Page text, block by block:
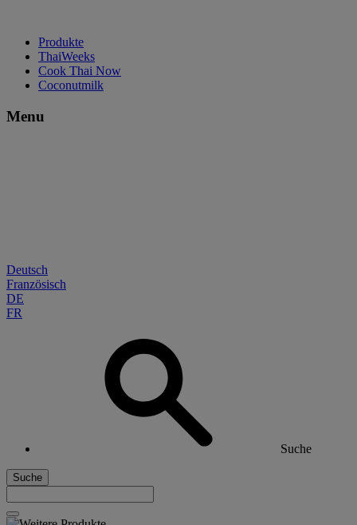
Produkte
ThaiWeeks
Cook Thai Now
Coconutmilk
Menu
Deutsch
Französisch
DE
FR
Suche
Suche